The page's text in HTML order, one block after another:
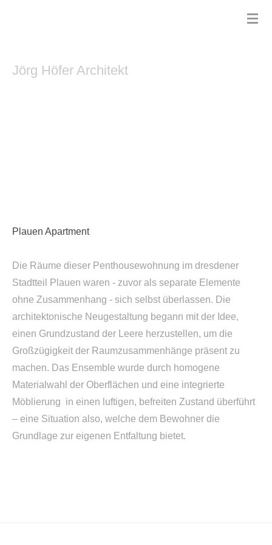
Jörg Höfer Architekt
Plauen Apartment
Die Räume dieser Penthousewohnung im dresdener
Stadtteil Plauen waren - zuvor als separate Elemente
ohne Zusammenhang - sich selbst überlassen. Die
architektonische Neugestaltung begann mit der Idee,
einen Grundzustand der Leere herzustellen, um die
Großzügigkeit der Raumzusammenhänge präsent zu
machen. Das Ensemble wurde durch homogene
Materialwahl der Oberflächen und eine integrierte
Möblierung in einen luftigen, befreiten Zustand überführt
– eine Situation also, welche dem Bewohner die
Grundlage zur eigenen Entfaltung bietet.